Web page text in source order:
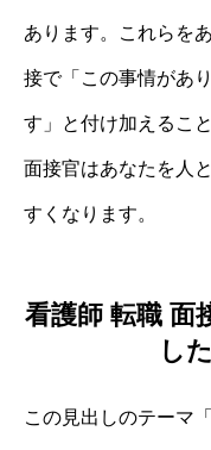
あります。これらを
接で「この事情があ
す」と付け加えるこ
面接官はあなたを人
すくなります。
看護師 転職 面
し
この見出しのテーマ